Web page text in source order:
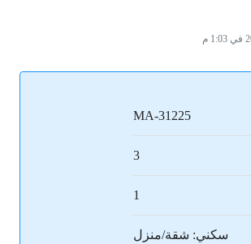
MA-31225
3
1
سكني: شقة/منزل